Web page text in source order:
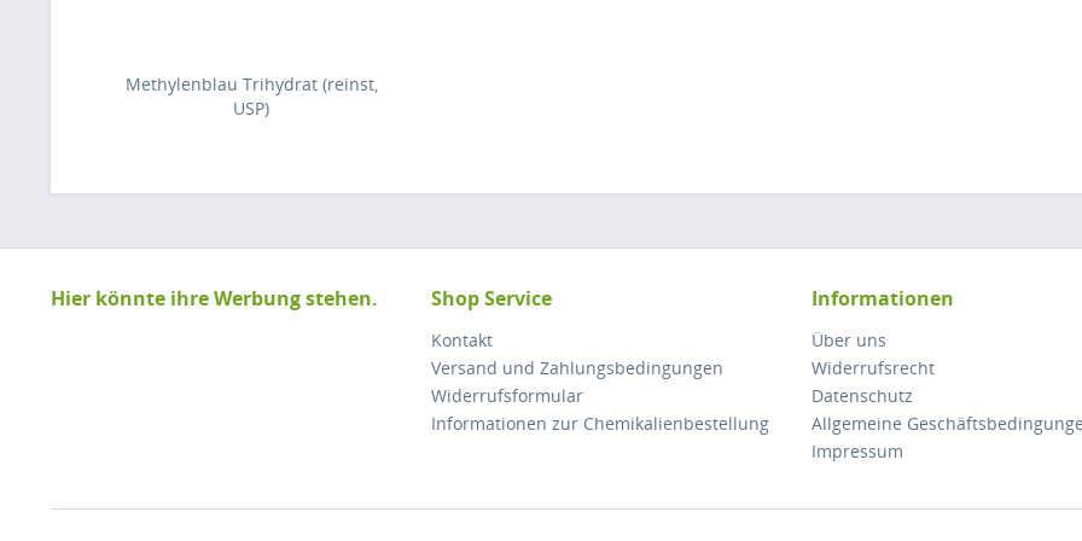
Methylenblau Trihydrat (reinst,
USP)
Hier könnte ihre Werbung stehen. Shop Service
Kontakt
Versand und Zahlungsbedingungen
Widerrufsformular
Informationen zur Chemikalienbestellung
Informationen
Über uns
Widerrufsrecht
Datenschutz
Allgemeine
Impressum